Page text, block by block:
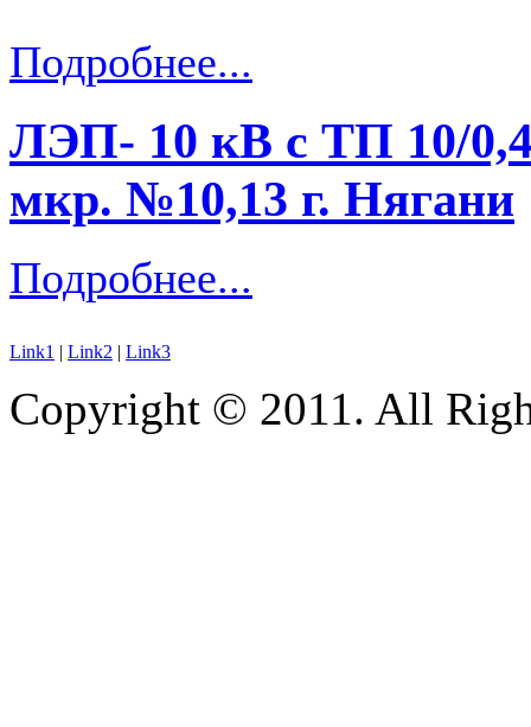
Подробнее...
ЛЭП- 10 кВ с ТП 10/
мкр. №10,13 г. Нягани
Подробнее...
Link1 | Link2 | Link3
Copyright © 2011. All